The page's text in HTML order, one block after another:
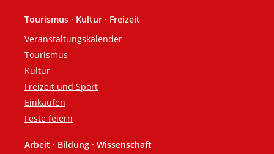
Tourismus · Kultur · Freizeit
Veranstaltungskalender
Tourismus
Kultur
Freizeit und Sport
Einkaufen
Feste feiern
Arbeit · Bildung · Wissenschaft